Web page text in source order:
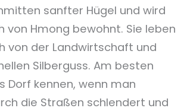
sanfter Hügel und wird
von Hmong bewohnt. Sie leben
von der Landwirtschaft und
Silberguss. Am besten
Dorf kennen, wenn man
die Straßen schlendert und